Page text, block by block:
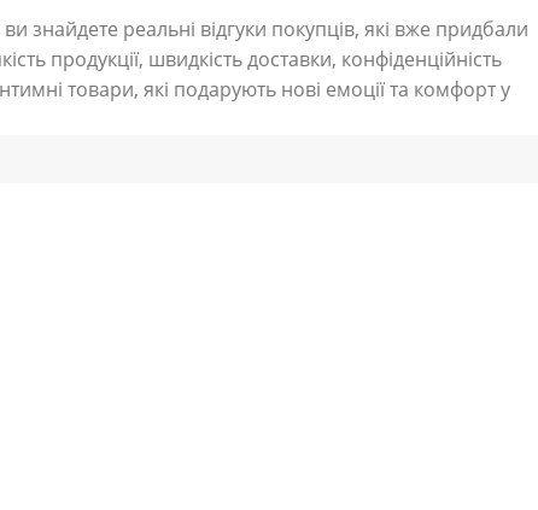
знайдете реальні відгуки покупців, які вже придбали
продукції, швидкість доставки, конфіденційність
товари, які подарують нові емоції та комфорт у